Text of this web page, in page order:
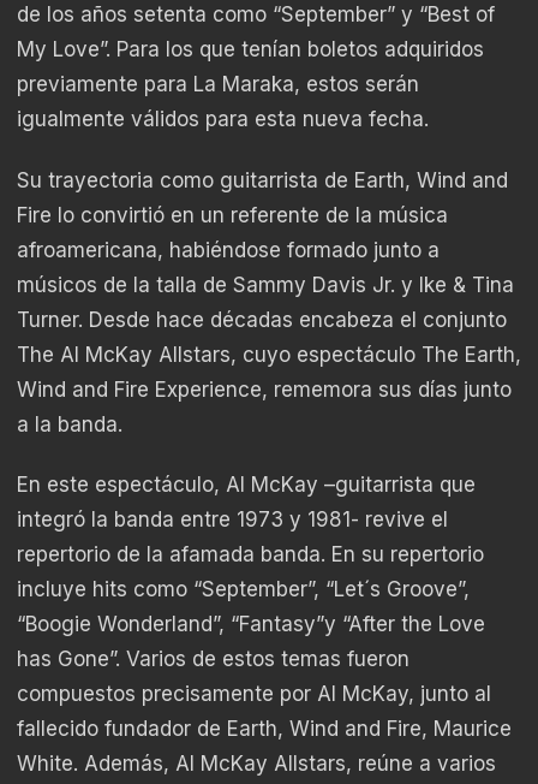
de los años setenta como “September” y “Best of
My Love”. Para los que tenían boletos adquiridos
previamente para La Maraka, estos serán
igualmente válidos para esta nueva fecha.
Su trayectoria como guitarrista de Earth, Wind and
Fire lo convirtió en un referente de la música
afroamericana, habiéndose formado junto a
músicos de la talla de Sammy Davis Jr. y Ike & Tina
Turner. Desde hace décadas encabeza el conjunto
The Al McKay Allstars, cuyo espectáculo The Earth,
Wind and Fire Experience, rememora sus días junto
a la banda.
En este espectáculo, Al McKay –guitarrista que
integró la banda entre 1973 y 1981- revive el
repertorio de la afamada banda. En su repertorio
incluye hits como “September”, “Let´s Groove”,
“Boogie Wonderland”, “Fantasy”y “After the Love
has Gone”. Varios de estos temas fueron
compuestos precisamente por Al McKay, junto al
fallecido fundador de Earth, Wind and Fire, Maurice
White. Además, Al McKay Allstars, reúne a varios